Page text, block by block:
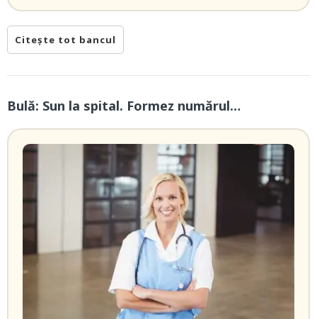
Citește tot bancul
Bulă: Sun la spital. Formez numărul…